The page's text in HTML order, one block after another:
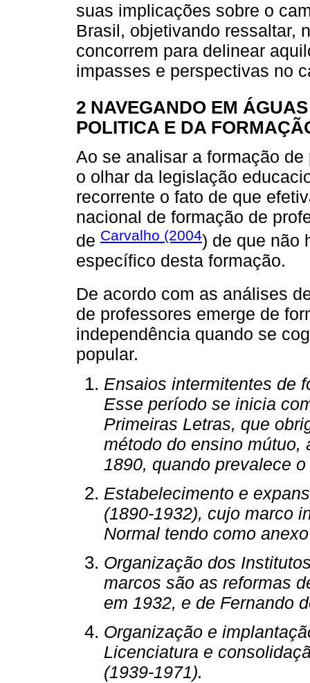
suas implicações sobre o
Brasil, objetivando ressaltar,
concorrem para delinear
impasses e perspectivas no
2 NAVEGANDO EM
POLITICA E DA
Ao se analisar a formação
o olhar da legislação
recorrente o fato de que
nacional de formação de
de Carvalho (2004) de que não
específico desta formação.
De acordo com as análises
de professores emerge de
independência quando se
popular.
Ensaios intermitentes de
Esse período se inicia
Primeiras Letras, que
método do ensino mútuo,
1890, quando prevalece
Estabelecimento e
(1890-1932), cujo marco
Normal tendo como
Organização dos
marcos são as reformas
em 1932, e de Fernando
Organização e
Licenciatura e
(1939-1971).